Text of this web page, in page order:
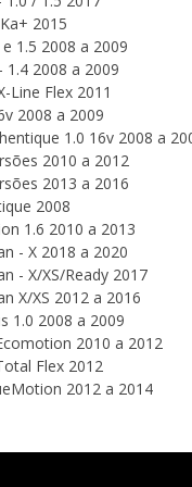
2015
1.5 2008 a 2009
1.4 2008 a 2009
Line Flex 2011
2008 a 2009
1.0 16v 2008 a
2010 a 2012
2013 a 2016
2008
1.6 2010 a 2013
- X 2018 a 2020
- X/XS/Ready 2017
X/XS 2012 a 2016
1.0 2008 a 2009
2010 a 2012
Flex 2012
2012 a 2014